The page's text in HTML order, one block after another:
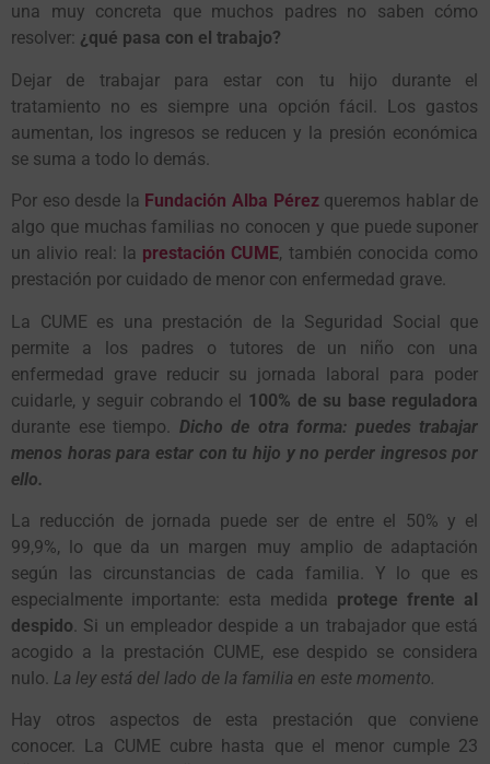
una muy concreta que muchos pad res no saben cómo
reso ver: ¿qué pasa con el trabajo?
Dejar de trabajar para estar con tu hijo durante el
tratamiento no es siempre una opción fácil L os gastos
aumentan, los ingresos se reduceny la presión económica
se suma a todo lo demás.
Por eso desde la Fundación Alba Pérez queremos hablar de
algo que muchas familias no conocen y que puede suponer
un alivio real : la prestación CUME, también conocida como
prestación por cuidad o de menor con enfermedad grave.
La CUME es una prestación de la Seguridad Social que
permite a los padres o tutores de un niño con una
enfermedad grave reducir su jornada laboral para poder
cuidarle, y seguir cobrando el 100% de su base reguladora
durante esetiempo. Dicho de otra forma: puedes trabajar
menos horas para estar con tu hijo y no perder ingresos por
ello.
La reducción de jornada puede ser de entre el 50% y el
99,9%, lo que da un margen muy amplio de adaptación
según las circunstancias de cada familia. Y lo que es
especialmente importante: esta medida protege frente al
despido. Si un empleador despide a un trabajador que está
acogido a la prestación CUME, ese despido se considera
nulo. La ley está del lado de la familia en este momento.
Hay otros aspectos de esta prestación que conviene
conocer. La CUME cu bre hasta que el menor cump le 23